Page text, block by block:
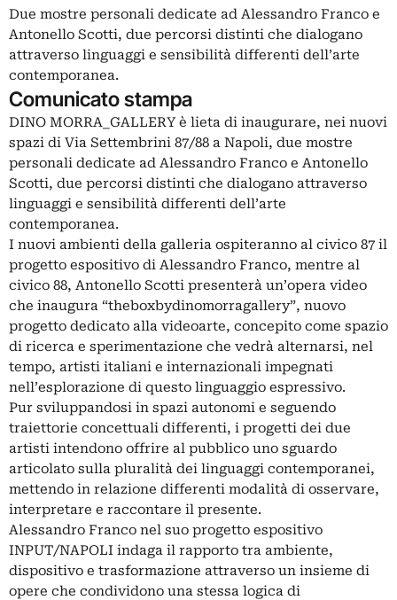
Due mostre personali dedicate ad Alessandro Franco e
Antonello Scotti, due percorsi distinti che dialogano
attraverso linguaggi e sensibilità differenti dell’arte
contemporanea.
Comunicato stampa
DINO MORRA_GALLERY è lieta di inaugurare, nei nuovi
spazi di Via Settembrini 87/88 a Napoli, due mostre
personali dedicate ad Alessandro Franco e Antonello
Scotti, due percorsi distinti che dialogano attraverso
linguaggi e sensibilità differenti dell’arte
contemporanea.
I nuovi ambienti della galleria ospiteranno al civico 87 il
progetto espositivo di Alessandro Franco, mentre al
civico 88, Antonello Scotti presenterà un’opera video
che inaugura “theboxbydinomorragallery”, nuovo
progetto dedicato alla videoarte, concepito come spazio
di ricerca e sperimentazione che vedrà alternarsi, nel
tempo, artisti italiani e internazionali impegnati
nell’esplorazione di questo linguaggio espressivo.
Pur sviluppandosi in spazi autonomi e seguendo
traiettorie concettuali differenti, i progetti dei due
artisti intendono offrire al pubblico uno sguardo
articolato sulla pluralità dei linguaggi contemporanei,
mettendo in relazione differenti modalità di osservare,
interpretare e raccontare il presente.
Alessandro Franco nel suo progetto espositivo
INPUT/NAPOLI indaga il rapporto tra ambiente,
dispositivo e trasformazione attraverso un insieme di
opere che condividono una stessa logica di